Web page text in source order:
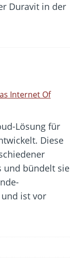
Duravit in der
Internet Of
Lösung für
Diese
und bündelt sie
ist vor